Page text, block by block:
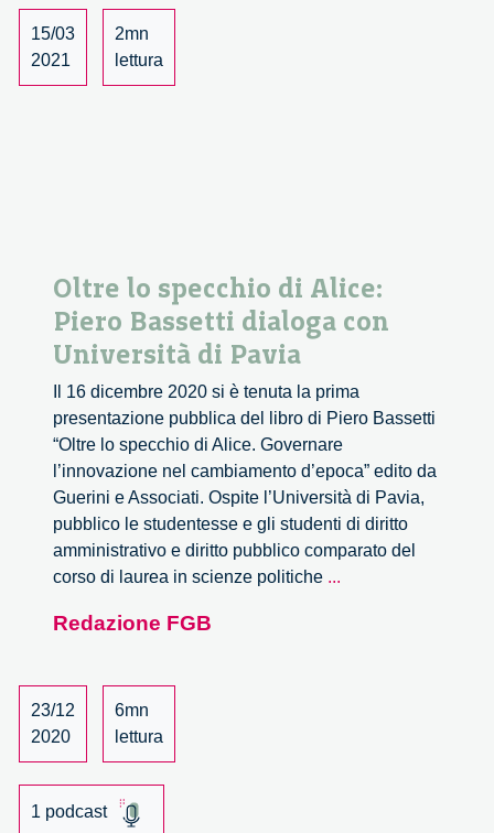
Alice:
e
rischio
15/03
2021
2mn
lettura
Oltre lo specchio di Alice:
Piero Bassetti dialoga con
Università di Pavia
Il 16 dicembre 2020 si è tenuta la prima
presentazione pubblica del libro di Piero Bassetti
“Oltre lo specchio di Alice. Governare
l’innovazione nel cambiamento d’epoca” edito da
Guerini e Associati. Ospite l’Università di Pavia,
pubblico le studentesse e gli studenti di diritto
amministrativo e diritto pubblico comparato del
corso di laurea in scienze politiche ...
Redazione FGB
23/12
2020
6mn
lettura
1 podcast